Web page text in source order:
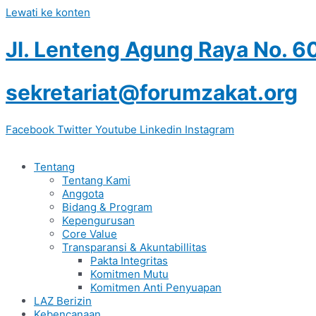
Lewati ke konten
Jl. Lenteng Agung Raya No.
sekretariat@forumzakat.org
Facebook Twitter Youtube Linkedin Instagram
Tentang
Tentang Kami
Anggota
Bidang & Program
Kepengurusan
Core Value
Transparansi & Akuntabillitas
Pakta Integritas
Komitmen Mutu
Komitmen Anti Penyuapan
LAZ Berizin